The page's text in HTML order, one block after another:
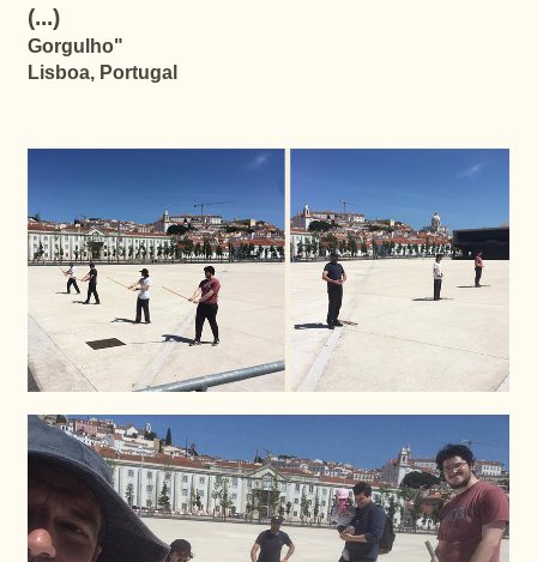
(...)
Gorgulho"
Lisboa, Portugal